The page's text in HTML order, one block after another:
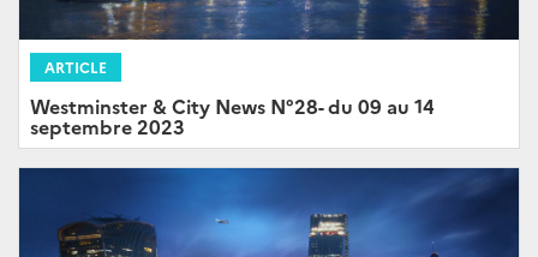
ARTICLE
Westminster & City News N°28- du 09 au 14
septembre 2023